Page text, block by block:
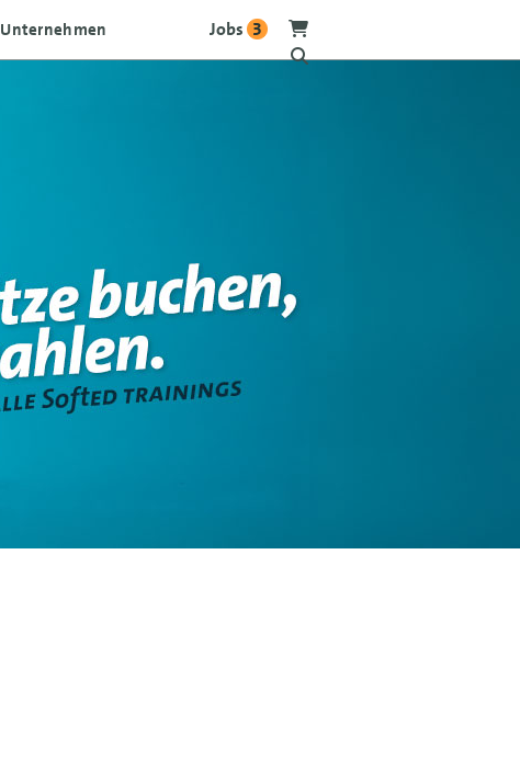
Jobs 3
Unternehmen